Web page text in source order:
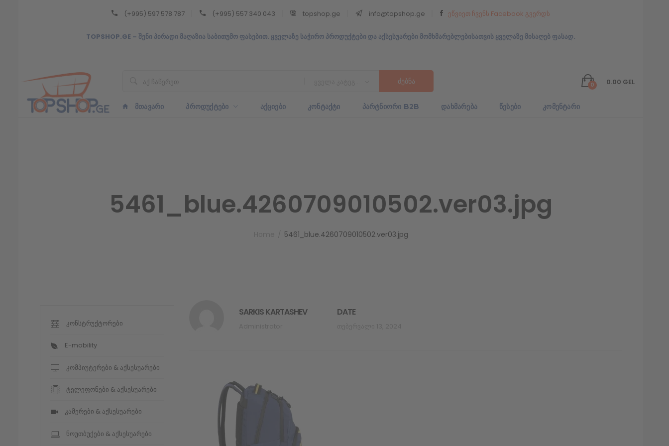
(+995) 597 578 787 (+995) 557 340 043 topshop.ge info@topshop.ge ეწვიეთ ჩვენს Facebook გვერდს
TOPSHOP.GE – შენი პირადი მაღაზია საბითუმო ფასებით. ყველაზე საჭირო პროდუქტები და აქსესუარები მომხმარებლებისათვის ყველაზე მისაღებ ფასად.
0 0.00 GEL
ᲛᲗᲐᲕᲐᲠᲘ ᲞᲠᲝᲓᲣᲥᲢᲔᲑᲘ ᲐᲥᲪᲘᲔᲑᲘ ᲙᲝᲜᲢᲐᲥᲢᲘ ᲞᲐᲠᲢᲜᲘᲝᲠᲘ B2B ᲓᲐᲮᲛᲐᲠᲔᲑᲐ ᲬᲔᲡᲔᲑᲘ ᲙᲝᲛᲔᲜᲢᲐᲠᲘ
5461_blue.4260709010502.ver03.jpg
5461_blue.4260709010502.ver03.jpg
SARKIS KARTASHEV DATE
კონსტრუქტორები
E-mobility
კომპიუტერები & აქსესუარები
ტელეფონები & აქსესუარები
კამერები & აქსესუარები
ნოუთბუქები & აქსესუარები